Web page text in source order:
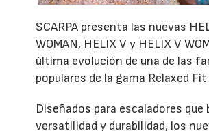
SCARPA presenta las nuevas
WOMAN, HELIX V y HELIX V
última evolución de una de las
populares de la gama Relaxed Fit
Diseñados para escaladores que
versatilidad y durabilidad, los